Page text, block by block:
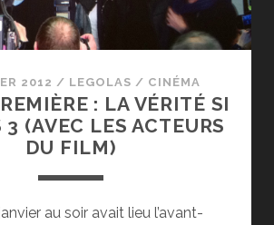
2012 / LEGOLAS / CINÉMA
: LA VÉRITÉ SI
3 (AVEC LES ACTEURS
DU FILM)
au soir avait lieu l’avant-